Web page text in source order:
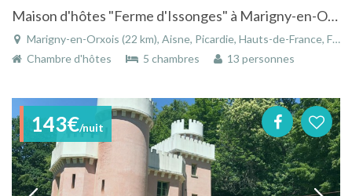
Maison d'hôtes "Ferme d'Issonges" à Marigny-en-Orxois sur la route du champagne
Marigny-en-Orxois (22 km), Aisne, Picardie, Hauts-de-France, France
Chambre d'hôtes
5 chambres 13 personnes
143€/nuit